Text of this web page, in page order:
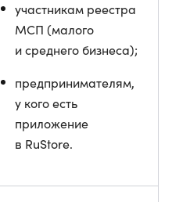
участникам реестра
МСП (малого
и среднего бизнеса);
предпринимателям,
у кого есть
приложение
в RuStore.